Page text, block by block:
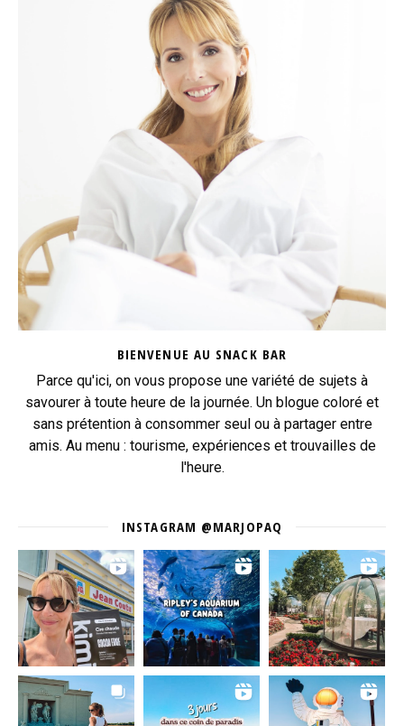
BIENVENUE AU SNACK BAR
Parce qu'ici, on vous propose une variété de sujets à
savourer à toute heure de la journée. Un blogue coloré et
sans prétention à consommer seul ou à partager entre
amis. Au menu : tourisme, expériences et trouvailles de
l'heure.
INSTAGRAM @MARJOPAQ